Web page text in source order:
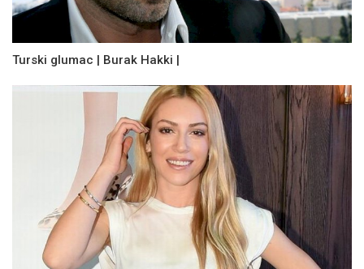
Turski glumac | Burak Hakki |